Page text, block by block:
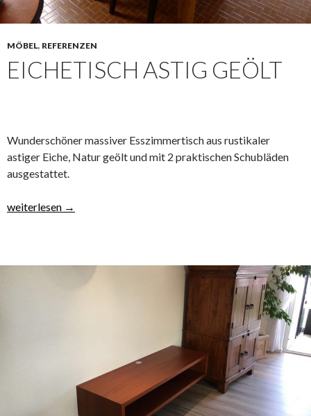
MÖBEL, REFERENZEN
EICHETISCH ASTIG GEÖLT
Wunderschöner massiver Esszimmertisch aus rustikaler
astiger Eiche, Natur geölt und mit 2 praktischen Schubläden
ausgestattet.
Eichetisch Astig geölt
weiterlesen →